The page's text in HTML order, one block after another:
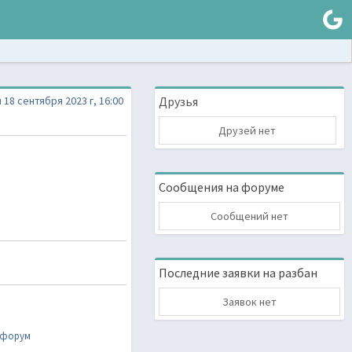
сентября 2023 г, 16:00
Друзья
Друзей нет
Сообщения на форуме
Сообщений нет
Последние заявки на разбан
Заявок нет